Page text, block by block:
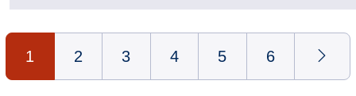
1 2 3 4 5 6